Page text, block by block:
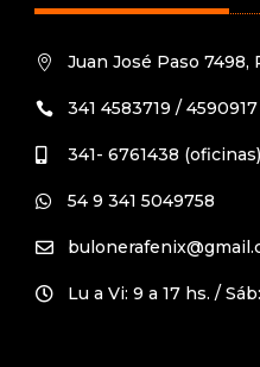
 Juan José Paso 7498,
 341 4583719 / 4590917
 341- 6761438 (oficinas)
 54 9 341 5049758

 Lu a Vi: 9 a 17 hs. /